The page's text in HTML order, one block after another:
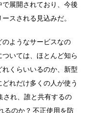
展開されており、今後
スされる見込みだ。
ようなサービスなの
いては、ほとんど知ら
くらいいるのか、新型
れだけ多くの人が使う
され、誰と共有するの
るのか？ 不正使用を防